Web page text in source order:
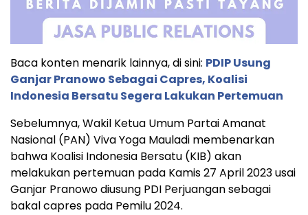
Baca konten menarik lainnya, di sini: PDIP Usung
Ganjar Pranowo Sebagai Capres, Koalisi
Indonesia Bersatu Segera Lakukan Pertemuan
Sebelumnya, Wakil Ketua Umum Partai Amanat
Nasional (PAN) Viva Yoga Mauladi membenarkan
bahwa Koalisi Indonesia Bersatu (KIB) akan
melakukan pertemuan pada Kamis 27 April 2023 usai
Ganjar Pranowo diusung PDI Perjuangan sebagai
bakal capres pada Pemilu 2024.